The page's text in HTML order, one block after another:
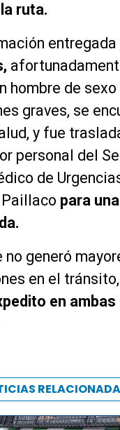
ruta.
entregada
hombre de
graves, se
y fue
personal del
de
para
no generó
en el
en